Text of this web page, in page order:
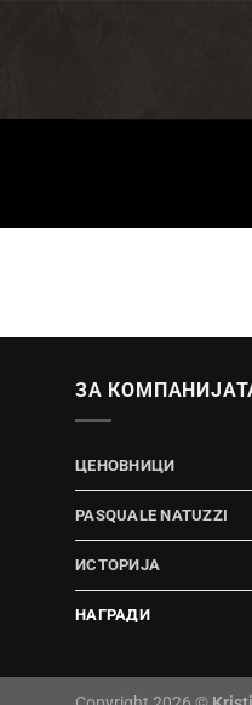
ЗА
ЦЕНОВНИЦИ
PASQUALE NATUZZI
ИСТОРИЈА
НАГРАДИ